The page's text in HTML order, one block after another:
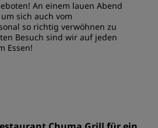
An einem lauen Abend
sich auch vom
so richtig verwöhnen zu
Besuch sind wir auf jeden
Essen!